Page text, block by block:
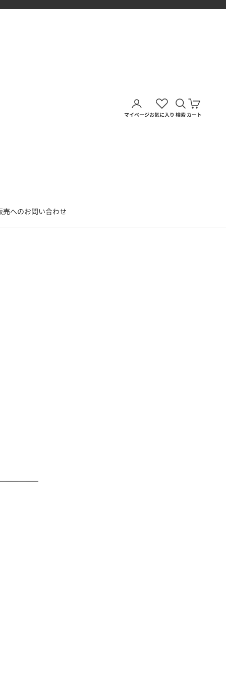
売へのお問い合わせ
アカウントページに移動す
マイページお気に入り
検索を開く
検索
カートを
カート